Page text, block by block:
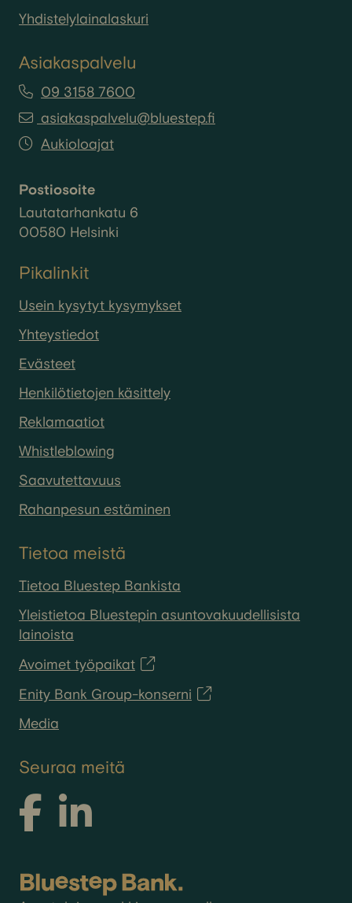
Yhdistelylainalaskuri
Asiakaspalvelu
09 3158 7600
asiakaspalvelu@bluestep.fi
Aukioloajat
Postiosoite
Lautatarhankatu 6
00580 Helsinki
Pikalinkit
Usein kysytyt kysymykset
Yhteystiedot
Evästeet
Henkilötietojen käsittely
Reklamaatiot
Whistleblowing
Saavutettavuus
Rahanpesun estäminen
Tietoa meistä
Tietoa Bluestep Bankista
Yleistietoa Bluestepin asuntovakuudellisista
lainoista
Avoimet työpaikat
Enity Bank Group-konserni
Media
Seuraa meitä